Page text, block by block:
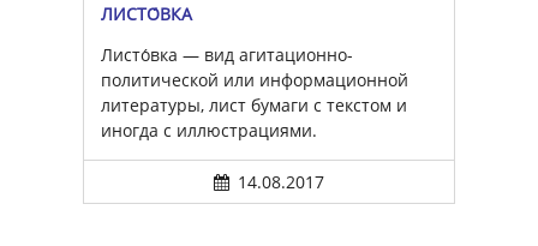
ЛИСТО́ВКА
Листо́вка — вид агитационно-
политической или информационной
литературы, лист бумаги с текстом и
иногда с иллюстрациями.
14.08.2017